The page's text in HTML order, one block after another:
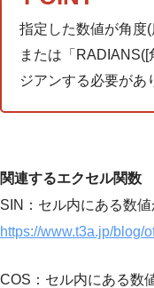
指定した数値が角度(
または「RADIANS([
ジアンする必要があ
関連するエクセル関数
SIN：セル内にある数値
https://www.t3a.jp/blog/
COS：セル内にある数